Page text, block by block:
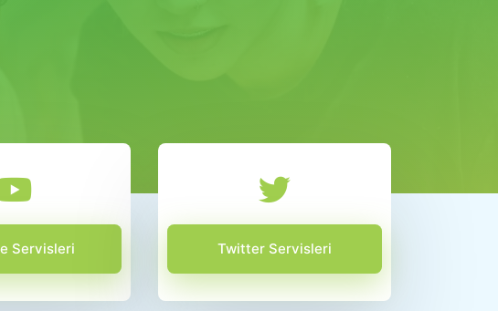
Servisleri Twitter Servisleri